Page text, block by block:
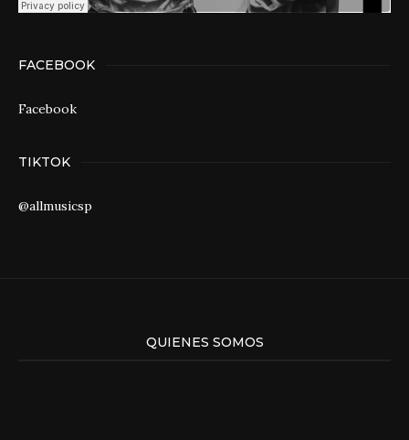
FACEBOOK
Facebook
TIKTOK
@allmusicsp
QUIENES SOMOS